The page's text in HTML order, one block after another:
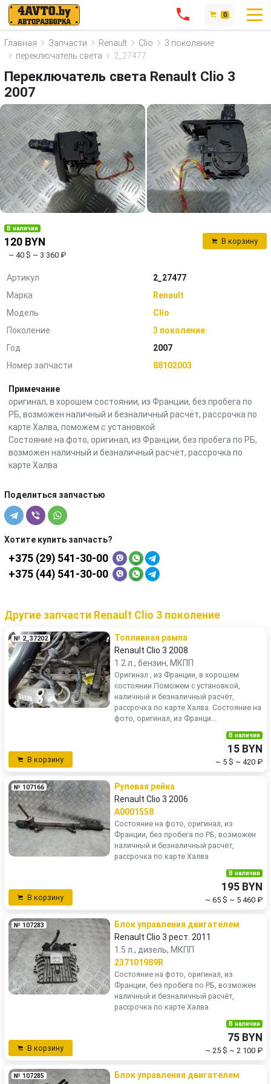
0
Главная Запчасти Renault Clio
3 поколение
переключатель света
2_27477
Переключатель света Renault Clio 3
2007
В наличии
120 BYN
~ 40 $ ~ 3 360 ₽
В корзину
Артикул
2_27477
Марка
Renault
Модель
Clio
Поколение
3 поколение
Год
2007
Номер запчасти
88102003
Примечание
оригинал, в хорошем состоянии, из Франции, без пробега по
РБ, возможен наличный и безналичный расчёт, рассрочка по
карте Халва, поможем с установкой
Состояние на фото, оригинал, из Франции, без пробега по РБ,
возможен наличный и безналичный расчёт, рассрочка по
карте Халва
Поделиться запчастью
Хотите купить запчасть?
+375 (29) 541-30-00
+375 (44) 541-30-00
Другие запчасти Renault Clio 3 поколение
№ 2_37202
Топливная рампа
Renault Clio 3 2008
1.2 л., бензин, МКПП
Оригинал , из Франции, в хорошем
состоянии.Поможем с установкой,
наличный и безналичный расчёт,
рассрочка по карте Халва. Состояние на
фото, оригинал, из Франци...
В корзину
В наличии
15 BYN
~ 5 $ ~ 420 ₽
№ 107166
Рулевая рейка
Renault Clio 3 2006
A0001558
Состояние на фото, оригинал, из
Франции, без пробега по РБ, возможен
наличный и безналичный расчёт,
рассрочка по карте Халва
В корзину
В наличии
195 BYN
~ 65 $ ~ 5 460 ₽
№ 107283
Блок управления двигателем
Renault Clio 3 рест. 2011
1.5 л., дизель, МКПП
237101989R
Состояние на фото, оригинал, из
Франции, без пробега по РБ, возможен
наличный и безналичный расчёт,
рассрочка по карте Халва
В корзину
В наличии
75 BYN
~ 25 $ ~ 2 100 ₽
№ 107285
Блок управления двигателем